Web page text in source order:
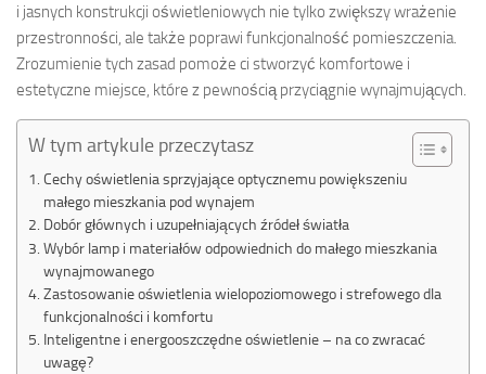
i jasnych konstrukcji oświetleniowych nie tylko zwiększy wrażenie
przestronności, ale także poprawi funkcjonalność pomieszczenia.
Zrozumienie tych zasad pomoże ci stworzyć komfortowe i
estetyczne miejsce, które z pewnością przyciągnie wynajmujących.
W tym artykule przeczytasz
Cechy oświetlenia sprzyjające optycznemu powiększeniu
małego mieszkania pod wynajem
Dobór głównych i uzupełniających źródeł światła
Wybór lamp i materiałów odpowiednich do małego mieszkania
wynajmowanego
Zastosowanie oświetlenia wielopoziomowego i strefowego dla
funkcjonalności i komfortu
Inteligentne i energooszczędne oświetlenie – na co zwracać
uwagę?